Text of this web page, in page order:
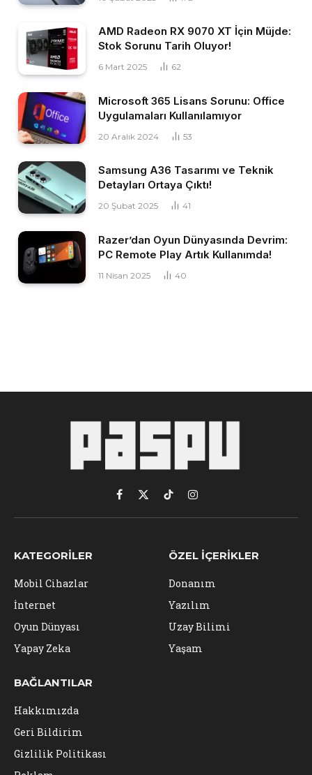
AMD Radeon RX 9070 XT İçin Müjde:
Stok Sorunu Tarih Oluyor!
6 Mart 2025 62
Microsoft 365 Lisans Sorunu: Office
Uygulamaları Kullanılamıyor
20 Aralık 2024 53
Samsung A36 Tasarımı ve Teknik
Detayları Ortaya Çıktı!
20 Şubat 2025 41
Razer’dan Oyun Dünyasında Devrim:
PC Remote Play Artık Kullanımda!
11 Nisan 2025 40
Facebook
X
(Twitter)
TikTokInstagram
KATEGORILER
Mobil Cihazlar
İnternet
Oyun Dünyası
Yapay Zeka
ÖZEL İÇERIKLER
Donanım
Yazılım
Uzay Bilimi
Yaşam
BAĞLANTILAR
Hakkımızda
Geri Bildirim
Gizlilik Politikası